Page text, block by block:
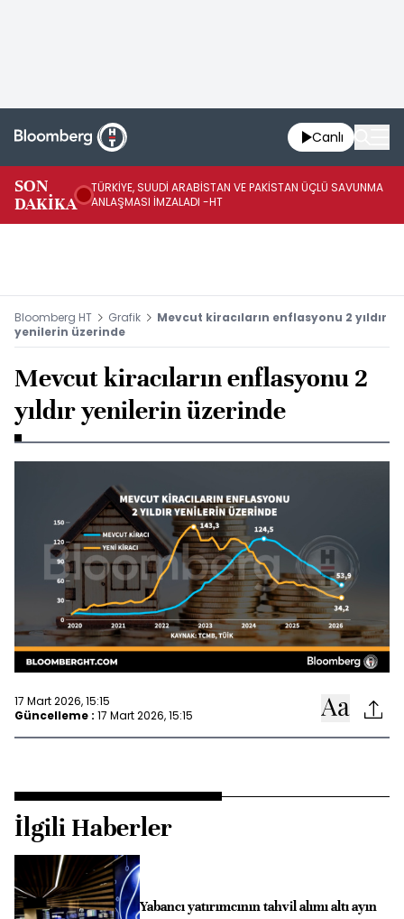
Canlı
SON
DAKİKA
TÜRKİYE, SUUDİ ARABİSTAN VE PAKİSTAN ÜÇLÜ SAVUNMA
ANLAŞMASI İMZALADI -HT
Bloomberg HT Grafik
Mevcut kiracıların enflasyonu 2 yıldır
yenilerin üzerinde
Mevcut kiracıların enflasyonu 2
yıldır yenilerin üzerinde
17 Mart 2026, 15:15
Güncelleme : 17 Mart 2026, 15:15
İlgili Haberler
Yabancı yatırımcının tahvil alımı altı ayın